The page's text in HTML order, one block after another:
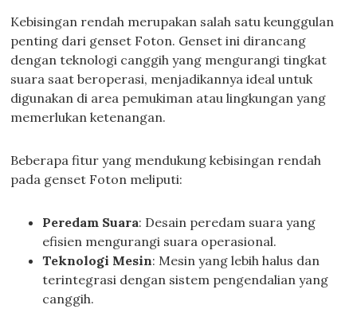
Kebisingan rendah merupakan salah satu keunggulan
penting dari genset Foton. Genset ini dirancang
dengan teknologi canggih yang mengurangi tingkat
suara saat beroperasi, menjadikannya ideal untuk
digunakan di area pemukiman atau lingkungan yang
memerlukan ketenangan.
Beberapa fitur yang mendukung kebisingan rendah
pada genset Foton meliputi:
Peredam Suara: Desain peredam suara yang
efisien mengurangi suara operasional.
Teknologi Mesin: Mesin yang lebih halus dan
terintegrasi dengan sistem pengendalian yang
canggih.